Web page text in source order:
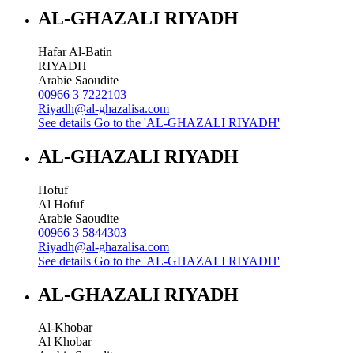
AL-GHAZALI RIYADH
Hafar Al-Batin
RIYADH
Arabie Saoudite
00966 3 7222103
Riyadh@al-ghazalisa.com
See details Go to the 'AL-GHAZALI RIYADH'
AL-GHAZALI RIYADH
Hofuf
Al Hofuf
Arabie Saoudite
00966 3 5844303
Riyadh@al-ghazalisa.com
See details Go to the 'AL-GHAZALI RIYADH'
AL-GHAZALI RIYADH
Al-Khobar
Al Khobar